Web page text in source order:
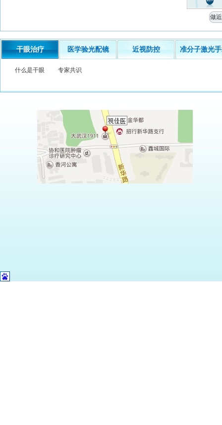
做
干眼治疗 医学验光配镜 近视防控 准分子激光
什么是干眼 专家共识